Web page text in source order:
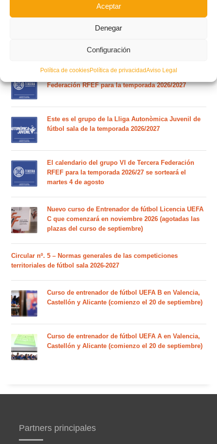
Aceptar
Denegar
Configuración
Política de cookiesPolítica de privacidadAviso Legal
Circular nº. 6 – Fase Autonómica de la Copa Federación
Este es el grupo VI y calendario de Tercera
Federación RFEF para la temporada 2026/2027
Este es el grupo de la Lliga Autonòmica Juvenil de
fútbol sala de la temporada 2026/2027
El calendario del grupo VI de Tercera Federación
RFEF para la temporada 2026/27 se sorteará el
martes 4 de agosto
Nuevo curso de Entrenador de fútbol Licencia UEFA
C que comenzará en noviembre 2026 (agotadas las
plazas del curso de septiembre)
Circular nº. 5 – Normas generales de las competiciones
territoriales de fútbol sala 2026-2027
Curso de entrenador de fútbol UEFA B en Valencia,
Castellón y Alicante (comienzo el 20 de septiembre)
Curso de entrenador de fútbol UEFA A en Valencia,
Castellón y Alicante (comienzo el 20 de septiembre)
Partners principales